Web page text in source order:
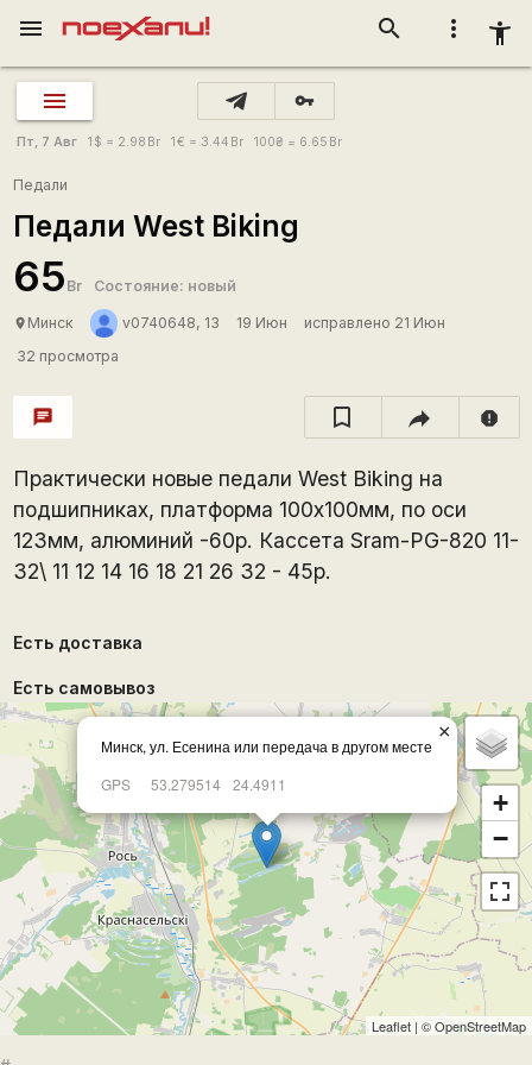
more_vert accessibility_new
search
menu
vpn_key
Пт, 7 Авг 1 $ = 2.98 Br 1€ = 3.44 Br 100₴ = 6.65 Br
Педали
Педали West Biking
65 Br Состояние: новый
place Минск v0740648, 13 19 Июн
исправлено 21 Июн
32 просмотра
chat report
Практически новые педали West Biking на
подшипниках, платформа 100х100мм, по оси
123мм, алюминий -60р. Кассета Sram-PG-820 11-
32\ 11 12 14 16 18 21 26 32 - 45р.
Есть доставка
Есть самовывоз
Минск, ул. Есенина или передача в другом месте
GPS
53.279514 24.4911
×
+
−
Leaflet | ©OpenStreetMap